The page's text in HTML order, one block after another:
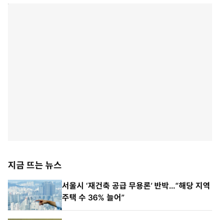
지금 뜨는 뉴스
서울시 ‘재건축 공급 무용론’ 반박…“해당 지역
주택 수 36% 늘어”